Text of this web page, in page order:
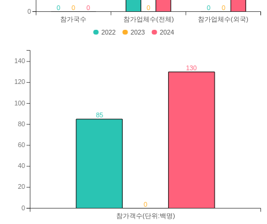
0 0
0 0 0
0
참가국수 참가업체수(전체) 참가업체수(외국)
0
2022 2023 2024
85
0
130
참가객수(단위:백명)
0
20
40
60
80
100
120
140